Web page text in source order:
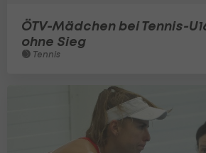
ÖTV-Mädchen bei Tennis-
ohne Sieg
Tennis